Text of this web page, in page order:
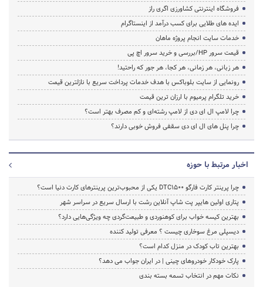
فروشگاه اینترنتی کشاورزی اگری راز
ایده های طلایی برای کسب درآمد از اینستاگرام
خدمات سایت انجام پروژه ماهان
قیمت سرور HP/بررسی و خرید سرور اچ پی
هر زبانی، هر زمانی، هر کجا، هر جور که راحتید!
رونمایی از سایت بلوباکس با هدف خدمات پرداخت سریع با نازلترین قیمت
خرید تلگرام پرمیوم با ارزان ترین قیمت
چرا لامپ ال ای دی از لامپ رشته‌ای و کم مصرف بهتر است؟
چرا پنل های ال ای دی سقفی فروش خوبی دارند؟
اخبار مرتبط با حوزه
چرا پرینتر کارت فارگو DTC1500 یکی از محبوب‌ترین پرینترهای کارت دنیا است؟
پتاری اولین هایپر پت شاپ آنلاین رشت با ارسال سریع در سراسر شهر
بهترین کیسه خواب برای کوهنوردی و طبیعت‌گردی چه ویژگی‌هایی دارد؟
دیسپلی مرغ سوخاری چیست ؟ معرفی تولید کننده
بهترین تاب کودک در منزل کدام است؟
پارک خودکار خودروهای چینی | در ایران جواب می دهد؟
نکات مهم در انتخاب تسمه بسته بندی